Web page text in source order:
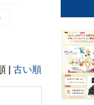
| 古い順